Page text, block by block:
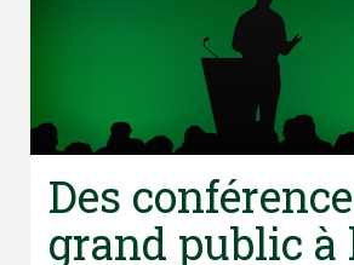
Des
grand public à